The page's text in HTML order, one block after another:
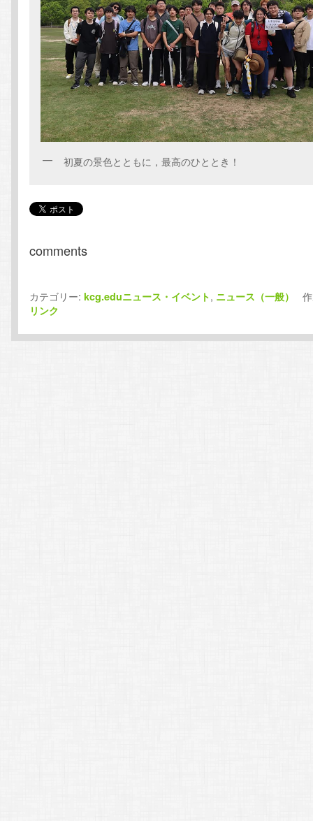
初夏の景色とともに，最高のひととき！
comments
カテゴリー:kcg.eduニュース・イベント, ニュース（一般）
リンク